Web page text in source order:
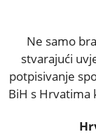
Ne samo
stvarajući
potpisivanje
BiH s